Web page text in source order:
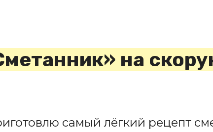
на
самый лёгкий рецепт